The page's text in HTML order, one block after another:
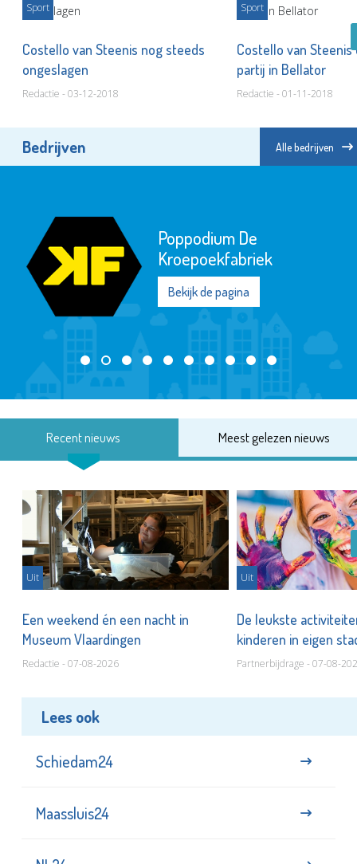
Sport
Costello van Steenis nog steeds
ongeslagen
Redactie - 03-12-2018
Sport
Costello van
partij in Bellator
Redactie - 01-11-2018
Bedrijven Alle bedrijven
Poppodium De
Kroepoekfabriek
Bekijk de pagina
Recent nieuws Meest gelezen nieuws
Uit
Een weekend én een nacht in
Museum Vlaardingen
Redactie - 07-08-2026
Uit
De leukste
kinderen in eigen
Partnerbijdrage - 07-08-
Lees ook
Schiedam24
Maassluis24